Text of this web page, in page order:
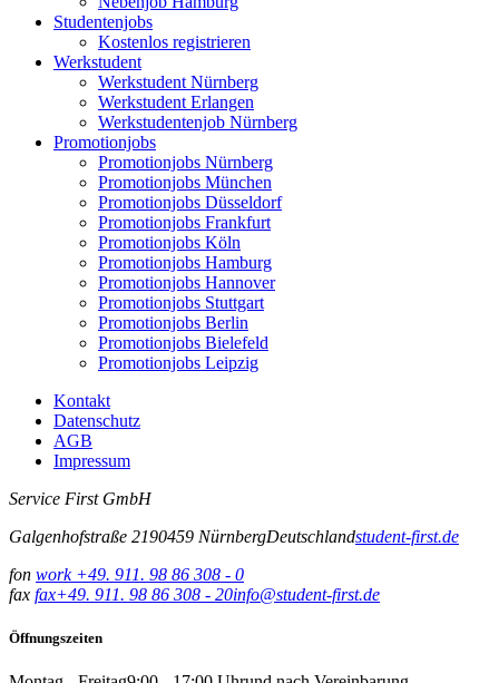
Studentenjobs
Kostenlos registrieren
Werkstudent
Werkstudent Nürnberg
Werkstudent Erlangen
Werkstudentenjob Nürnberg
Promotionjobs
Promotionjobs Nürnberg
Promotionjobs München
Promotionjobs Düsseldorf
Promotionjobs Frankfurt
Promotionjobs Köln
Promotionjobs Hamburg
Promotionjobs Hannover
Promotionjobs Stuttgart
Promotionjobs Berlin
Promotionjobs Bielefeld
Promotionjobs Leipzig
Kontakt
Datenschutz
AGB
Impressum
Service First GmbH
Galgenhofstraße 2190459 NürnbergDeutschlandstudent-first.de
fon work +49. 911. 98 86 308 - 0
fax fax+49. 911. 98 86 308 - 20info@student-first.de
Öffnungszeiten